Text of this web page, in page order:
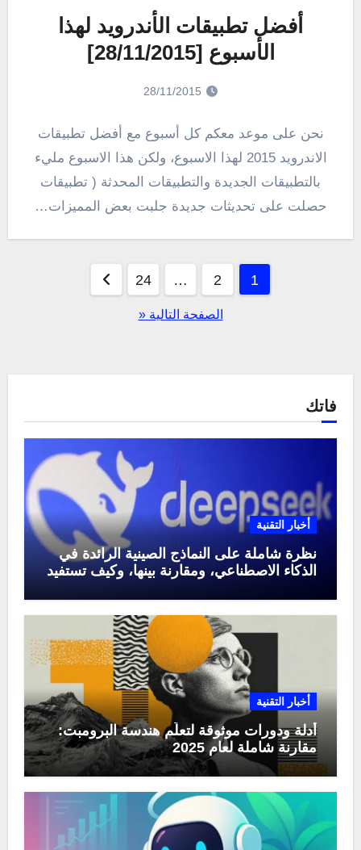
أفضل تطبيقات الأندرويد لهذا
الأسبوع [28/11/2015]
28/11/2015
نحن على موعد معكم كل أسبوع مع أفضل تطبيقات
الاندرويد 2015 لهذا الاسبوع، ولكن هذا الاسبوع مليء
بالتطبيقات الجديدة والتطبيقات المحدثة ( تطبيقات
حصلت على تحديثات جديدة جلبت بعض المميزات…
1
2
…
24
الصفحة التالية «
فاتك
أخبار التقنية
نظرة شاملة على النماذج الصينية الرائدة في
الذكاء الاصطناعي، ومقارنة بينها، وكيف تستفيد
أخبار التقنية
أدلة ودورات موثوقة لتعلّم هندسة البرومبت:
مقارنة شاملة لعام 2025